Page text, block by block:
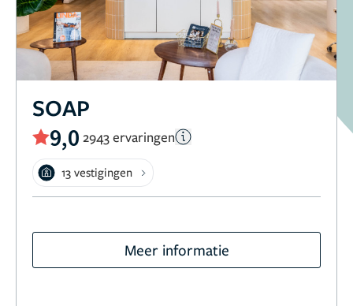
SOAP
9,0 2943 ervaringen
13 vestigingen
Meer informatie